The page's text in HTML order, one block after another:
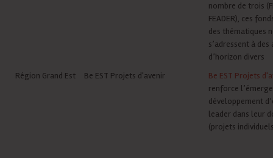
nombre de trois
FEADER), ces
des thématiques
s’adressent à des
d’horizon divers
Région Grand Est
Be EST Projets d'avenir
Be EST Projets
renforce
développement
leader dans leur
(projets